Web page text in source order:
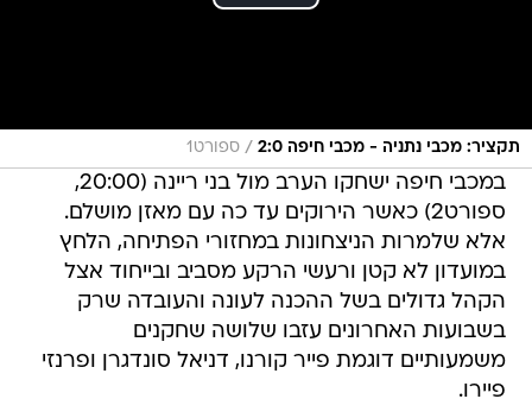
תקציר: מכבי נתניה - מכבי חיפה 2:0 / ספורט1
במכבי חיפה ישחקו הערב מול בני ריינה (20:00,
ספורט2) כאשר הירוקים עד כה עם מאזן מושלם.
אלא שלמרות הניצחונות במחזורי הפתיחה, הלחץ
במועדון לא קטן ורעשי הרקע מסביב ובייחוד אצל
הקהל גדולים בשל ההכנה לעונה והעובדה שרק
בשבועות האחרונים עזבו שלושה שחקנים
משמעותיים דוגמת פייר קורנו, דניאל סונדגרן ופרנזי
פיירו.